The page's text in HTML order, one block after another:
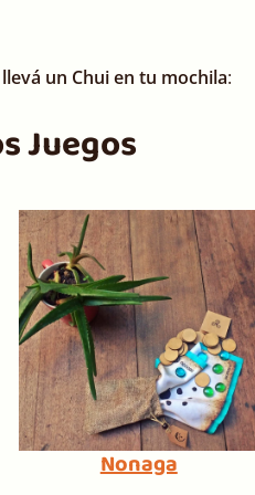
un Chui en tu mochila:
Juegos
Nonaga